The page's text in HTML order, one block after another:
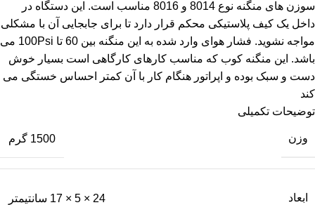
سوزن های منگنه نوع 8014 و 8016 مناسب است. این دستگاه در
داخل یک کیف پلاستیکی محکم قرار دارد تا برای جابجایی آن با مشکلی
مواجه نشوید. فشار هوای وارد شده به این منگنه بین 60 تا 100Psi می
باشد. این منگنه کوب که مناسب کارهای کارگاهی است بسیار خوش
دست و سبک بوده و اپراتور هنگام کار با آن کمتر احساس خستگی می
کند
توضیحات تکمیلی
وزن 1500 گرم
ابعاد 24 × 5 × 17 سانتیمتر